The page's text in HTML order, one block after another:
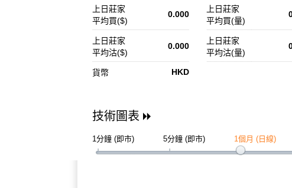
上日莊家
平均買($)
0.000
上日莊家
平均買(量)
上日莊家
平均沽($)
0.000
上日莊家
平均沽(量)
貨幣 HKD
技術圖表
1分鐘 (即市) 5分鐘 (即市) 1個月 (日線)